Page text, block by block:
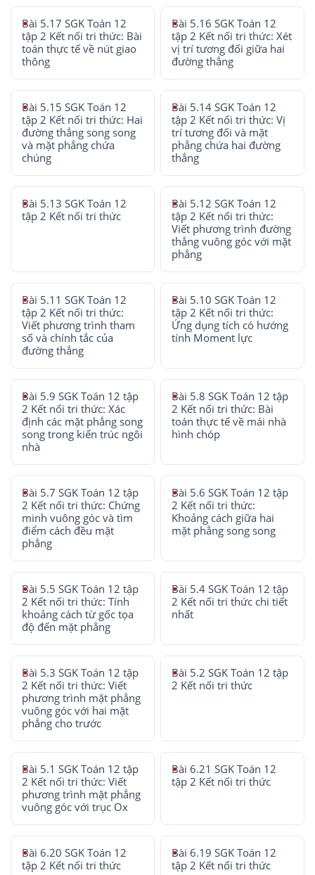
Bài 5.17 SGK Toán 12
tập 2 Kết nối tri thức: Bài
toán thực tế về nút giao
thông
Bài 5.16 SGK Toán 12
tập 2 Kết nối tri thức: Xét
vị trí tương đối giữa hai
đường thẳng
Bài 5.15 SGK Toán 12
tập 2 Kết nối tri thức: Hai
đường thẳng song song
và mặt phẳng chứa
chúng
Bài 5.14 SGK Toán 12
tập 2 Kết nối tri thức: Vị
trí tương đối và mặt
phẳng chứa hai đường
thẳng
Bài 5.13 SGK Toán 12
tập 2 Kết nối tri thức
Bài 5.12 SGK Toán 12
tập 2 Kết nối tri thức:
Viết phương trình đường
thẳng vuông góc với mặt
phẳng
Bài 5.11 SGK Toán 12
tập 2 Kết nối tri thức:
Viết phương trình tham
số và chính tắc của
đường thẳng
Bài 5.10 SGK Toán 12
tập 2 Kết nối tri thức:
Ứng dụng tích có hướng
tính Moment lực
Bài 5.9 SGK Toán 12 tập
2 Kết nối tri thức: Xác
định các mặt phẳng song
song trong kiến trúc ngôi
nhà
Bài 5.8 SGK Toán 12 tập
2 Kết nối tri thức: Bài
toán thực tế về mái nhà
hình chóp
Bài 5.7 SGK Toán 12 tập
2 Kết nối tri thức: Chứng
minh vuông góc và tìm
điểm cách đều mặt
phẳng
Bài 5.6 SGK Toán 12 tập
2 Kết nối tri thức:
Khoảng cách giữa hai
mặt phẳng song song
Bài 5.5 SGK Toán 12 tập
2 Kết nối tri thức: Tính
khoảng cách từ gốc tọa
độ đến mặt phẳng
Bài 5.4 SGK Toán 12 tập
2 Kết nối tri thức chi tiết
nhất
Bài 5.3 SGK Toán 12 tập
2 Kết nối tri thức: Viết
phương trình mặt phẳng
vuông góc với hai mặt
phẳng cho trước
Bài 5.2 SGK Toán 12 tập
2 Kết nối tri thức
Bài 5.1 SGK Toán 12 tập
2 Kết nối tri thức: Viết
phương trình mặt phẳng
vuông góc với trục Ox
Bài 6.21 SGK Toán 12
tập 2 Kết nối tri thức
Bài 6.20 SGK Toán 12
tập 2 Kết nối tri thức
Bài 6.19 SGK Toán 12
tập 2 Kết nối tri thức